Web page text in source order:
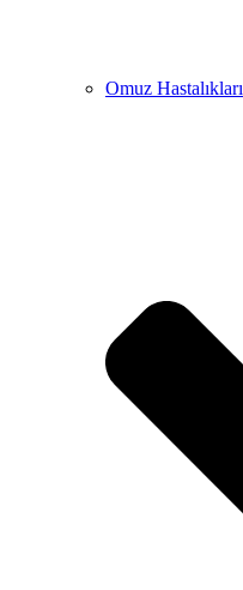
Omuz Hastalıkları